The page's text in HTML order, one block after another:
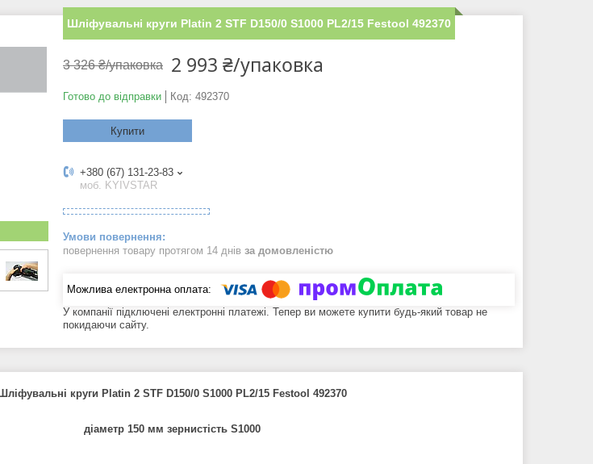
Шліфувальні круги Platin 2 STF D150/0 S1000 PL2/15 Festool 492370
3 326 ₴/упаковка 2 993 ₴/упаковка
Готово до відправки Код: 492370
Купити
+380 (67) 131-23-83
моб. KYIVSTAR
повернення товару протягом 14 днів за домовленістю
У компанії підключені електронні платежі. Тепер ви можете купити будь-який товар не
покидаючи сайту.
Шліфувальні круги Platin 2 STF D150/0 S1000 PL2/15 Festool 492370
діаметр 150 мм зернистість S1000